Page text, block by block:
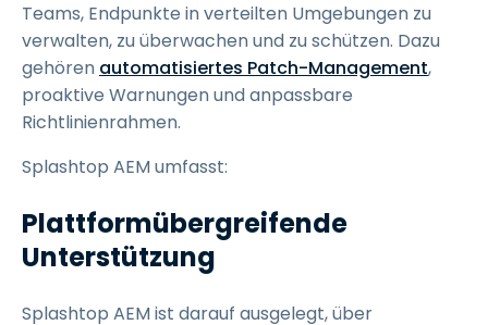
Teams, Endpunkte in verteilten Umgebungen zu
verwalten, zu überwachen und zu schützen. Dazu
gehören automatisiertes Patch-Management,
proaktive Warnungen und anpassbare
Richtlinienrahmen.
Splashtop AEM umfasst:
Plattformübergreifende
Unterstützung
Splashtop AEM ist darauf ausgelegt, über